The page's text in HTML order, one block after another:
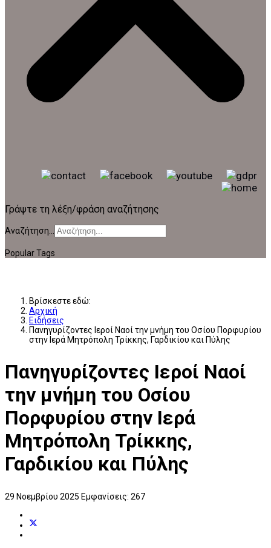
Γράψτε τη λέξη/φράση αναζήτησης
Αναζήτηση...
Popular Tags
Βρίσκεστε εδώ:
Αρχική
Ειδήσεις
Πανηγυρίζοντες Ιεροί Ναοί την μνήμη του Οσίου Πορφυρίου
στην Ιερά Μητρόπολη Τρίκκης, Γαρδικίου και Πύλης
Πανηγυρίζοντες Ιεροί Ναοί
την μνήμη του Οσίου
Πορφυρίου στην Ιερά
Μητρόπολη Τρίκκης,
Γαρδικίου και Πύλης
29 Νοεμβρίου 2025 Εμφανίσεις: 267